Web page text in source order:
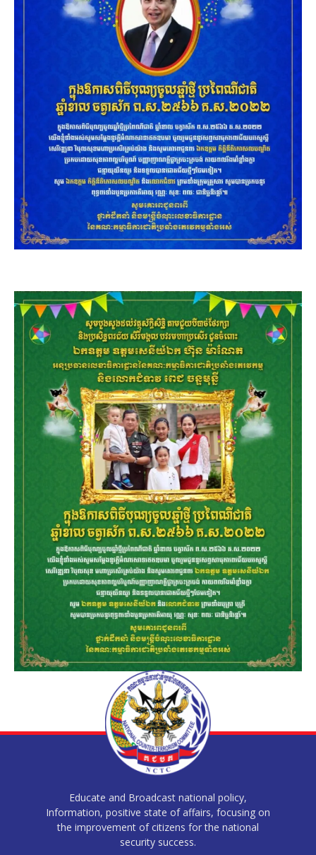
Educate and Broadcast national policy,
Information, positive state of affairs, focusing on
the improvement of citizens for the national
security success.